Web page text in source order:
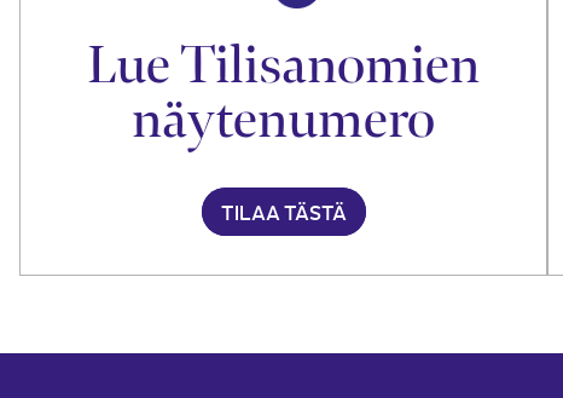
Lue Tilisanomien
näytenumero
TILAA TÄSTÄ